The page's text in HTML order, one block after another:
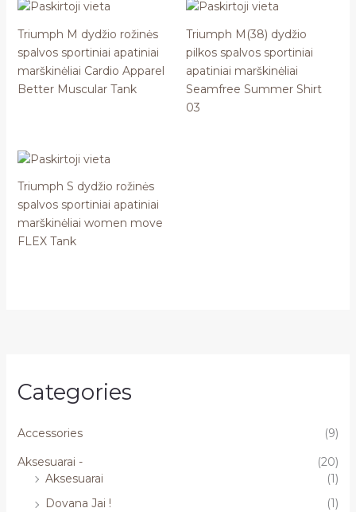
Categories
Accessories
(9)
Aksesuarai -
(20)
Aksesuarai
(1)
Dovana Jai !
(1)
Triumph M dydžio rožinės
spalvos sportiniai apatiniai
marškinėliai Cardio Apparel
Better Muscular Tank
Triumph M(38) dydžio
pilkos spalvos sportiniai
apatiniai marškinėliai
Seamfree Summer Shirt
03
Triumph S dydžio rožinės
spalvos sportiniai apatiniai
marškinėliai women move
FLEX Tank